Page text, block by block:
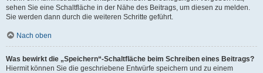
sehen Sie eine Schaltfläche in der Nähe des Beitrags, um diesen zu melden.
Sie werden dann durch die weiteren Schritte geführt.
Nach oben
Was bewirkt die „Speichern“-Schaltfläche beim Schreiben eines Beitrags?
Hiermit können Sie die geschriebene Entwürfe speichern und zu einem